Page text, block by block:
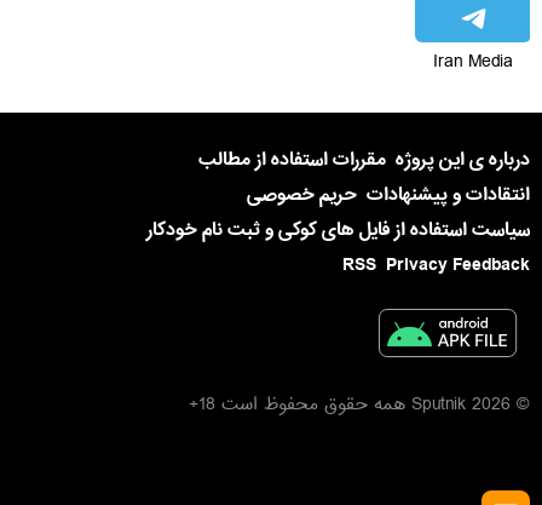
Iran Media
درباره ی این پروژه مقررات استفاده از مطالب
انتقادات و پیشنهادات حریم خصوصی
سیاست استفاده از فایل های کوکی و ثبت نام خودکار
Privacy Feedback
RSS
© 2026 Sputnik همه حقوق محفوظ است 18+